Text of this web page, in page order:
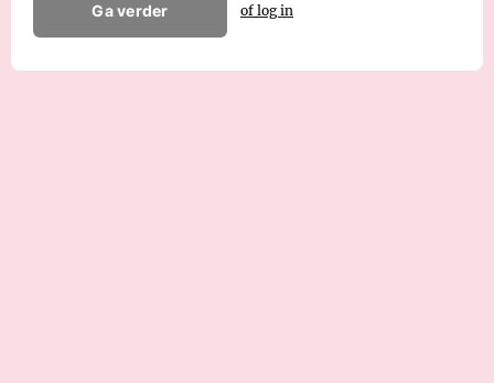
Ga verder of log in